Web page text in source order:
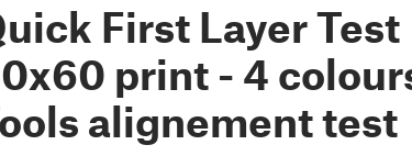
First Layer Test
print - 4
alignement test